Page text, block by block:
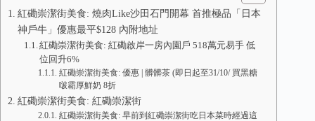
紅磡崇潔街美食: 燒肉Like沙田石門開幕 首推極品「日本
神戶牛」優惠最平$128 內附地址
紅磡崇潔街美食: 紅磡啟岸一房內園戶 518萬元易手 低
位回升6%
紅磡崇潔街美食: 優惠 | 髒髒茶 (即日起至31/10/ 買黑糖
啵霸厚鮮奶 8折
紅磡崇潔街美食: 紅磡崇潔街
紅磡崇潔街美食: 早前到紅磡崇潔街吃日本菜時經過這